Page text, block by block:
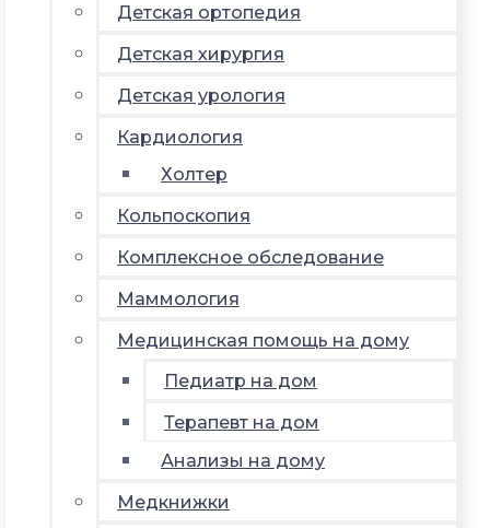
Детская ортопедия
Детская хирургия
Детская урология
Кардиология
Холтер
Кольпоскопия
Комплексное обследование
Маммология
Медицинская помощь на дому
Педиатр на дом
Терапевт на дом
Анализы на дому
Медкнижки